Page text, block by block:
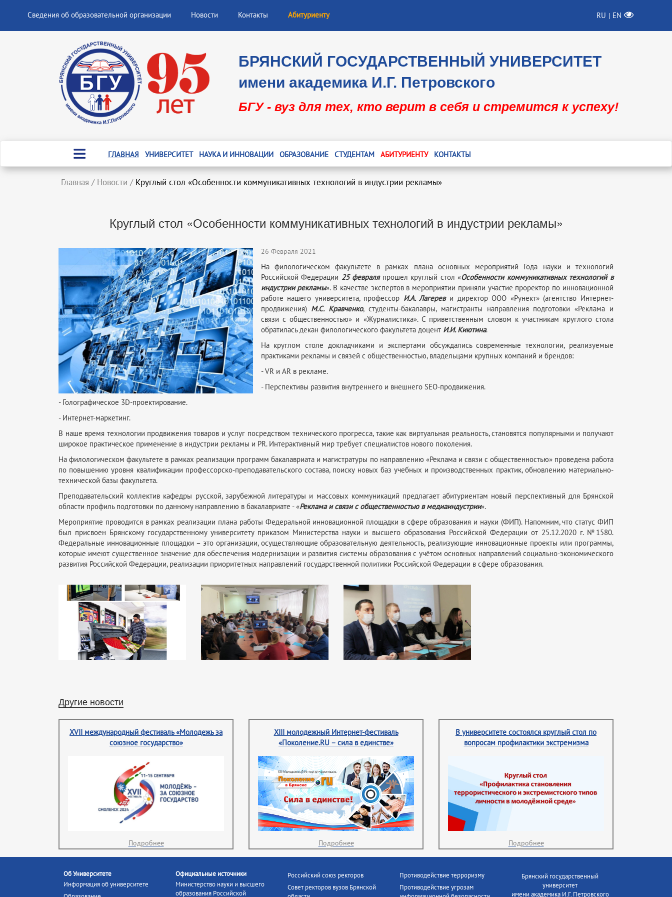
Сведения об образовательной организации Новости Контакты Абитуриенту RU | EN
БРЯНСКИЙ ГОСУДАРСТВЕННЫЙ УНИВЕРСИТЕТ
имени академика И.Г. Петровского
БГУ - вуз для тех, кто верит в себя и стремится к успеху!
ГЛАВНАЯ УНИВЕРСИТЕТ НАУКА И ИННОВАЦИИ ОБРАЗОВАНИЕ СТУДЕНТАМ АБИТУРИЕНТУ КОНТАКТЫ
Главная / Новости / Круглый стол «Особенности коммуникативных технологий в индустрии рекламы»
Круглый стол «Особенности коммуникативных технологий в индустрии рекламы»
26 Февраля 2021
На филологическом факультете в рамках плана основных мероприятий Года науки и технологий
Российской Федерации 25 февраляпрошел круглый стол «Особенности коммуникативных технологий в
индустрии рекламы». В качестве экспертов в мероприятии приняли участие проректор по инновационной
работе нашего университета, профессор И.А. Лагереви директор ООО «Рунект» (агентство Интернет-
продвижения) М.С. Кравченко, студенты-бакалавры, магистранты направления подготовки «Реклама и
связи с общественностью» и «Журналистика». С приветственным словом к участникам круглого стола
обратилась декан филологического факультета доцент И.И. Киютина.
На круглом столе докладчиками и экспертами обсуждались современные технологии, реализуемые
практиками рекламы и связей с общественностью, владельцами крупных компаний и брендов:
- VR и AR в рекламе.
- Перспективы развития внутреннего и внешнего SEO-продвижения.
- Голографическое 3D-проектирование.
- Интернет-маркетинг.
В наше время технологии продвижения товаров и услуг посредством технического прогресса, такие как виртуальная реальность, становятся популярными и получают
широкое практическое применение в индустрии рекламы и PR. Интерактивный мир требует специалистов нового поколения.
На филологическом факультете в рамках реализации программ бакалавриата и магистратуры по направлению «Реклама и связи с общественностью» проведена работа
по повышению уровня квалификации профессорско-преподавательского состава, поиску новых баз учебных и производственных практик, обновлению материально-
технической базы факультета.
Преподавательский коллектив кафедры русской, зарубежной литературы и массовых коммуникаций предлагает абитуриентам новый перспективный для Брянской
области профиль подготовки по данному направлению в бакалавриате - «Реклама и связи с общественностью в медиаиндустрии».
Мероприятие проводится в рамках реализации плана работы Федеральной инновационной площадки в сфере образования и науки (ФИП). Напомним, что статус ФИП
был присвоен Брянскому государственному университету приказом Министерства науки и высшего образования Российской Федерации от 25.12.2020 г. №1580.
Федеральные инновационные площадки – это организации, осуществляющие образовательную деятельность, реализующие инновационные проекты или программы,
которые имеют существенное значение для обеспечения модернизации и развития системы образования с учётом основных направлений социально-экономического
развития Российской Федерации, реализации приоритетных направлений государственной политики Российской Федерации в сфере образования.
Другие новости
XVII международный фестиваль «Молодежь за
союзное государство»
Подробнее
XIII молодежный Интернет-фестиваль
«Поколение.RU – сила в единстве»
Подробнее
В университете состоялся круглый стол по
вопросам профилактики экстремизма
Подробнее
Об Университете
Информация об университете
Официальные источники
Министерство науки и высшего
образования Российской
Российский союз ректоров
Совет ректоров вузов Брянской
Противодействие терроризму
Противодействие угрозам
Брянский государственный
университет
имени академика И.Г. Петровского